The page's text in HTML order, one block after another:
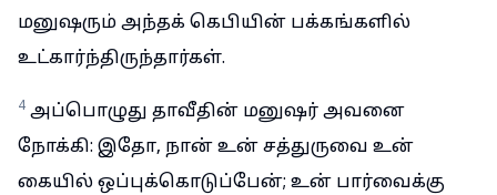
மனுஷரும் அந்தக் கெபியின் பக்கங்களில்
உட்கார்ந்திருந்தார்கள்.
4 அப்பொழுது தாவீதின் மனுஷர் அவனை
நோக்கி: இதோ, நான் உன் சத்துருவை உன்
கையில் ஒப்புக்கொடுப்பேன்; உன் பார்வைக்கு